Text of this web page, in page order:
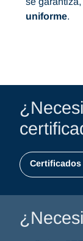
uniforme.
Certificados